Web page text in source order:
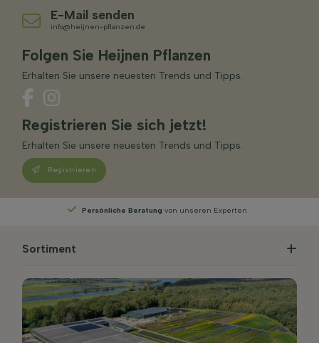
E-Mail senden
info@heijnen-pflanzen.de
Folgen Sie Heijnen Pflanzen
Erhalten Sie unsere neuesten Trends und Tipps.
Registrieren Sie sich jetzt!
Erhalten Sie unsere neuesten Trends und Tipps.
Registrieren
Persönliche Beratung von unseren Experten
Sortiment